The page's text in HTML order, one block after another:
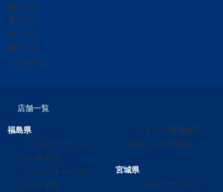
売りたい
買いたい
貸したい
借りたい
リフォーム
店舗一覧
福島県
イエステーション
いわき平店
イエステーション
いわき泉店
アドレス賃貸株式
会社 いわき平店
宮城県
イエステーション